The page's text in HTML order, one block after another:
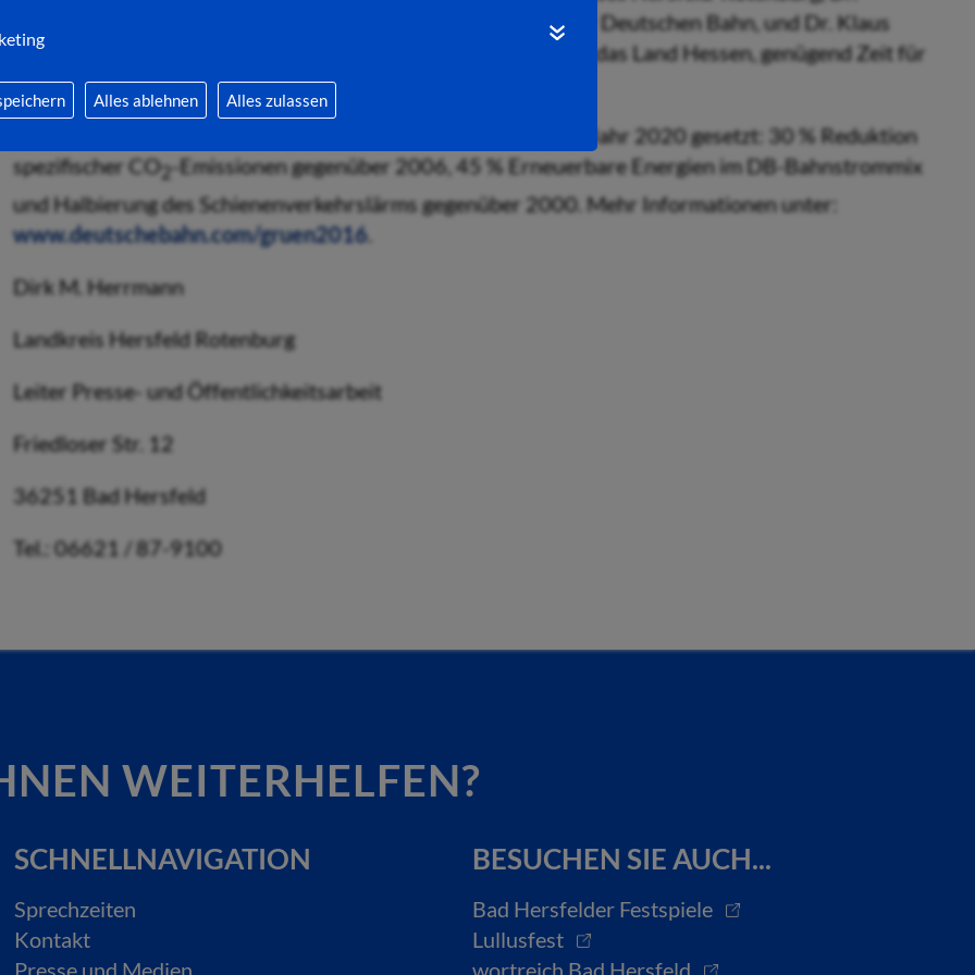
Alles ablehnen Alles zulassen
Michael H. Koch sowie Ines Jahnel, Lärmschutzbeauftragte der Deutschen Bahn, und Dr. Klaus
Vornhusen, Konzernbevollmächtigter der Deutschen Bahn für das Land Hessen, genügend Zeit für
Fragen an die Teilnehmer.
Für Klima- und Lärmschutz hat sich die DB klare Ziele bis zum Jahr 2020 gesetzt: 30 % Reduktion
spezifischer CO2 -Emissionen gegenüber 2006, 45 % Erneuerbare Energien im DB-Bahnstrommix
und Halbierung des Schienenverkehrslärms gegenüber 2000. Mehr Informationen unter:
www.deutschebahn.com/gruen2016.
Dirk M. Herrmann
Landkreis Hersfeld Rotenburg
Leiter Presse- und Öffentlichkeitsarbeit
Friedloser Str. 12
36251 Bad Hersfeld
Tel.: 06621 / 87-9100
WEITERHELFEN?
SCHNELLNAVIGATION
Sprechzeiten
Kontakt
Presse und Medien
BESUCHEN SIE AUCH...
Bad Hersfelder Festspiele
Lullusfest
wortreich Bad Hersfeld